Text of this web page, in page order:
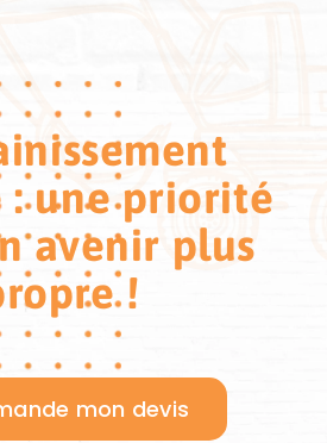
: une priorité
avenir plus
!
mon devis